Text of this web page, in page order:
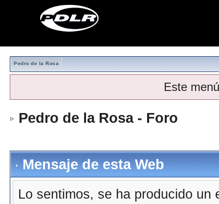
Pedro de la Rosa
Este
Pedro de la Rosa - Foro
Mensaje de esta Web
Lo sentimos, se ha producido